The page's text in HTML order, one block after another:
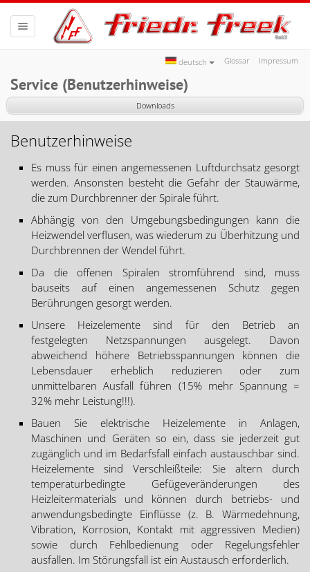
Glossar Impressum
deutsch
Toggle navigation
Service (Benutzerhinweise)
Downloads
Benutzerhinweise
Es muss für einen angemessenen Luftdurchsatz gesorgt
werden. Ansonsten besteht die Gefahr der Stauwärme,
die zum Durchbrenner der Spirale führt.
Abhängig von den Umgebungsbedingungen kann die
Heizwendel verflusen, was wiederum zu Überhitzung und
Durchbrennen der Wendel führt.
Da die offenen Spiralen stromführend sind, muss
bauseits auf einen angemessenen Schutz gegen
Berührungen gesorgt werden.
Unsere Heizelemente sind für den Betrieb an
festgelegten Netzspannungen ausgelegt. Davon
abweichend höhere Betriebsspannungen können die
Lebensdauer erheblich reduzieren oder zum
unmittelbaren Ausfall führen (15% mehr Spannung =
32% mehr Leistung!!!).
Bauen Sie elektrische Heizelemente in Anlagen,
Maschinen und Geräten so ein, dass sie jederzeit gut
zugänglich und im Bedarfsfall einfach austauschbar sind.
Heizelemente sind Verschleißteile: Sie altern durch
temperaturbedingte Gefügeveränderungen des
Heizleitermaterials und können durch betriebs- und
anwendungsbedingte Einflüsse (z. B. Wärmedehnung,
Vibration, Korrosion, Kontakt mit aggressiven Medien)
sowie durch Fehlbedienung oder Regelungsfehler
ausfallen. Im Störungsfall ist ein Austausch erforderlich.